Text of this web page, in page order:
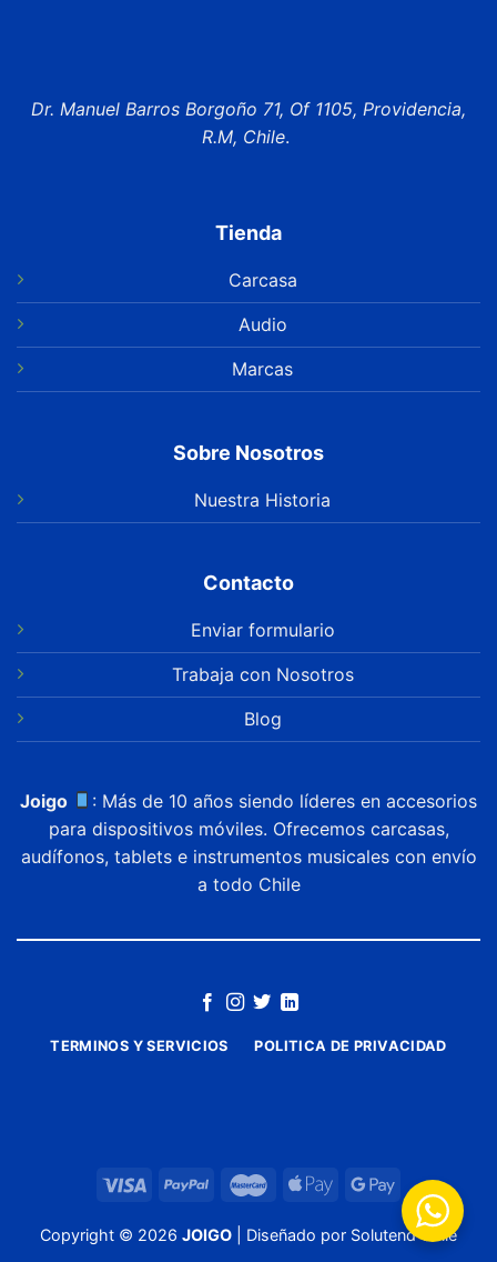
Dr. Manuel Barros Borgoño 71, Of 1105, Providencia,
R.M, Chile.
Tienda
Carcasa
Audio
Marcas
Sobre Nosotros
Nuestra Historia
Contacto
Enviar formulario
Trabaja con Nosotros
Blog
Joigo
: Más de 10 años siendo líderes en accesorios
para dispositivos móviles. Ofrecemos carcasas,
audífonos, tablets e instrumentos musicales con envío
a todo Chile
TERMINOS Y SERVICIOS POLITICA DE PRIVACIDAD
Copyright © 2026 JOIGO | Diseñado por Solutend Chile